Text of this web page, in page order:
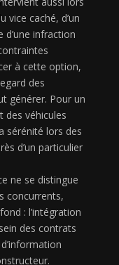
vice caché, d’un
infraction
à cette option,
des
générer. Pour un
des véhicules
sérénité lors des
d’un particulier
ne se distingue
concurrents,
: l’intégration
des contrats